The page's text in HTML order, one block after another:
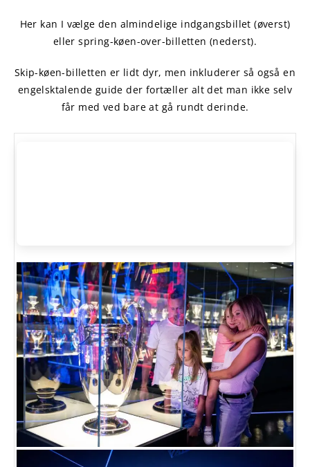
Her kan I vælge den almindelige indgangsbillet (øverst)
eller spring-køen-over-billetten (nederst).
Skip-køen-billetten er lidt dyr, men inkluderer så også en
engelsktalende guide der fortæller alt det man ikke selv
får med ved bare at gå rundt derinde.